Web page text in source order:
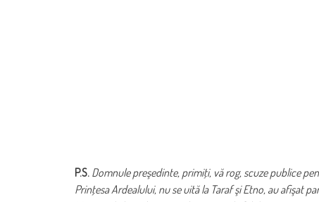
P.S. Domnule preşedinte, primiţi, vă rog, scuze publice
Prinţesa Ardealului, nu se uită la Taraf şi Etno, au afişat